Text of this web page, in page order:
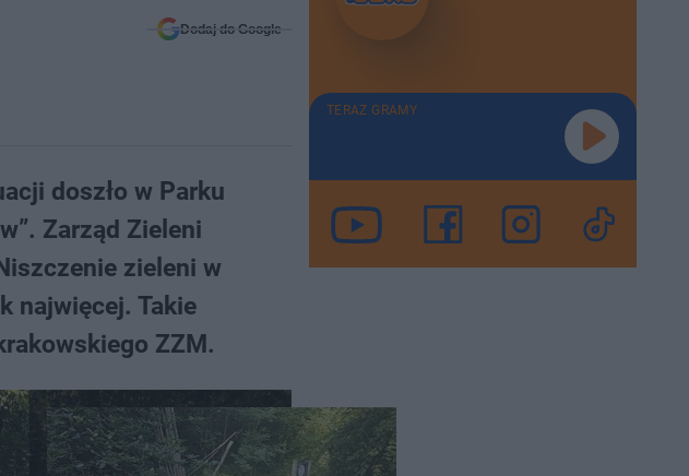
Dodaj do Google
doszło w Parku
Zarząd Zieleni
zieleni w
najwięcej. Takie
ZZM.
TERAZ GRAMY